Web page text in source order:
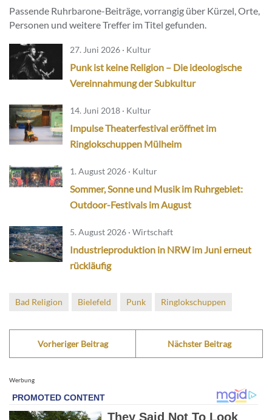
Passende Ruhrbarone-Beiträge, vorrangig über Kürzel, Orte,
Personen und weitere Treffer im Titel gefunden.
27. Juni 2026 · Kultur
Punk ist keine Religion – Die ideologische
Vereinnahmung der Subkultur
14. Juni 2018 · Kultur
Impulse Theaterfestival eröffnet im
Ringlokschuppen Mülheim
1. August 2026 · Kultur
Sommer, Sonne und Musik im Ruhrgebiet:
Outdoor-Festivals im August
5. August 2026 · Wirtschaft
Industrieproduktion in NRW im Juni erneut
rückläufig
Bad Religion Bielefeld Punk Ringlokschuppen
Vorheriger Beitrag Nächster Beitrag
Werbung